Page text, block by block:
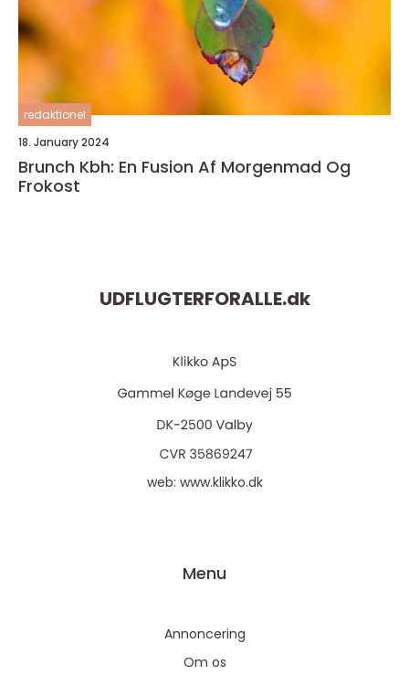
redaktionel
18. January 2024
Brunch Kbh: En Fusion Af Morgenmad Og
Frokost
UDFLUGTERFORALLE.dk
web: www.klikko.dk
Menu
Annoncering
Om os